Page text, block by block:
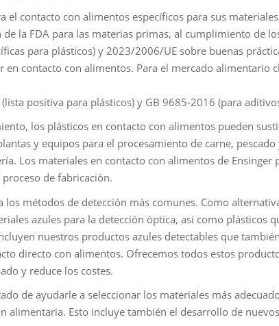
el contacto con alimentos específicos para sus
la FDA para las materias primas, al cumplimiento de
para plásticos) y 2023/2006/UE sobre buenas
en contacto con alimentos. Para el mercado alimentario
positiva para plásticos) y GB 9685-2016 (para
los plásticos en contacto con alimentos pueden
y equipos para el procesamiento de carne, pescado
Los materiales en contacto con alimentos de Ensinger
de fabricación.
los métodos de detección más comunes. Como
azules para la detección óptica, así como plásticos
nuestros productos azules detectables que
directo con alimentos. Ofrecemos todos estos
y reduce los costes.
de ayudarle a seleccionar los materiales más
alimentaria. Esto incluye también el desarrollo de